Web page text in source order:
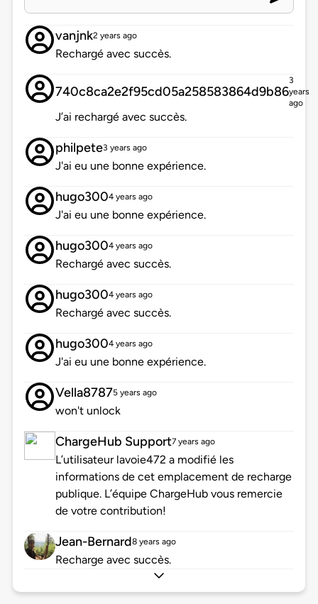
vanjnk2 years ago
Rechargé avec succès.
740c8ca2e2f95cd05a258583864d9b86
3
years
ago
J’ai rechargé avec succès.
philpete3 years ago
J'ai eu une bonne expérience.
hugo3004 years ago
J'ai eu une bonne expérience.
hugo3004 years ago
Rechargé avec succès.
hugo3004 years ago
Rechargé avec succès.
hugo3004 years ago
J'ai eu une bonne expérience.
Vella87875 years ago
won't unlock
ChargeHub Support7 years ago
L’utilisateur lavoie472 a modifié les
informations de cet emplacement de recharge
publique. L’équipe ChargeHub vous remercie
de votre contribution!
Jean-Bernard8 years ago
Recharge avec succès.